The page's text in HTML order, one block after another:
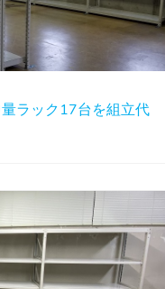
ラック17台を組立代